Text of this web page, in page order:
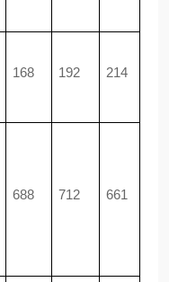
168 192 214
688 712 661